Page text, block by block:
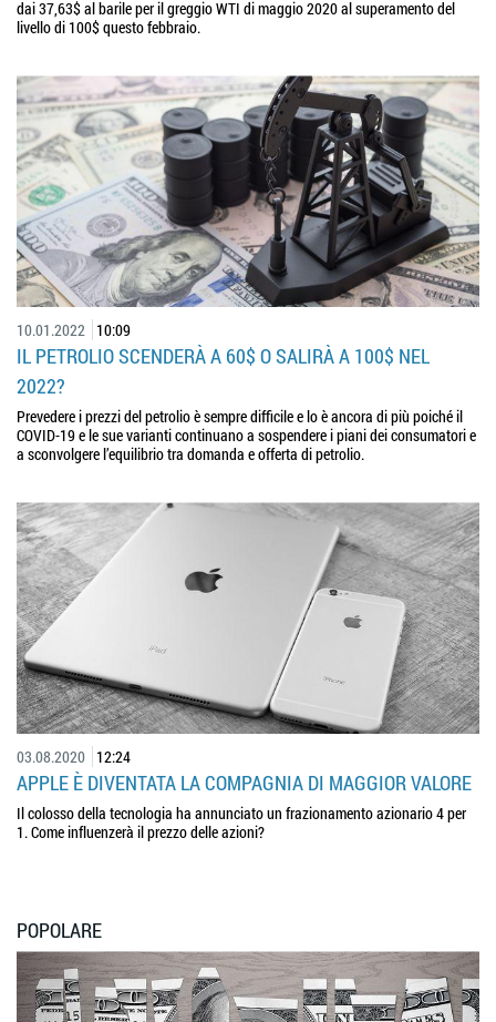
dai 37,63$ al barile per il greggio WTI di maggio 2020 al superamento del
livello di 100$ questo febbraio.
10.01.2022 10:09
IL PETROLIO SCENDERÀ A 60$ O SALIRÀ A 100$ NEL
2022?
Prevedere i prezzi del petrolio è sempre difficile e lo è ancora di più poiché il
COVID-19 e le sue varianti continuano a sospendere i piani dei consumatori e
a sconvolgere l’equilibrio tra domanda e offerta di petrolio.
03.08.2020 12:24
APPLE È DIVENTATA LA COMPAGNIA DI MAGGIOR VALORE
Il colosso della tecnologia ha annunciato un frazionamento azionario 4 per
1. Come influenzerà il prezzo delle azioni?
POPOLARE